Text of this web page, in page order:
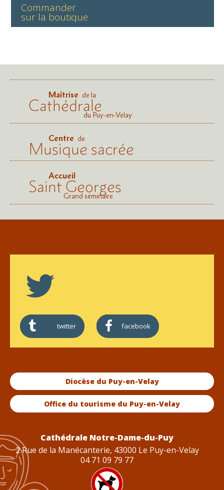
Commander
sur la boutique
Maîtrise de la
Cathédraledu Puy-en-Velay
Centre de
Musique sacrée
Accueil
Saint Georges
Grand séminaire
twitter facebook
Diocèse du Puy-en-Velay
Office du tourisme du Puy-en-Velay
Cathédrale Notre-Dame-du-Puy
2 Rue de la Manécanterie, 43000 Le Puy-en-Velay
04 71 09 79 77